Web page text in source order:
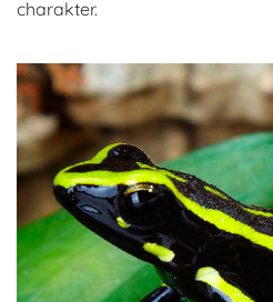
charakter.